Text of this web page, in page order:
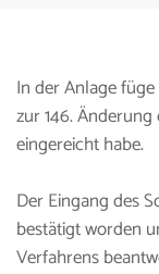
In der Anlage
zur 146.
eingereicht habe.
Der Eingang des
bestätigt worden
Verfahrens